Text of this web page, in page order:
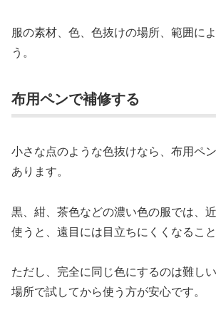
服の素材、色、色抜けの場所、範囲に
う。
布用ペンで補修する
小さな点のような色抜けなら、布用ペ
あります。
黒、紺、茶色などの濃い色の服では、
使うと、遠目には目立ちにくくなること
ただし、完全に同じ色にするのは難し
場所で試してから使う方が安心です。